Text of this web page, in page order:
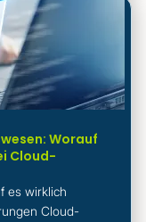
Worauf
Cloud-
es wirklich
Cloud-